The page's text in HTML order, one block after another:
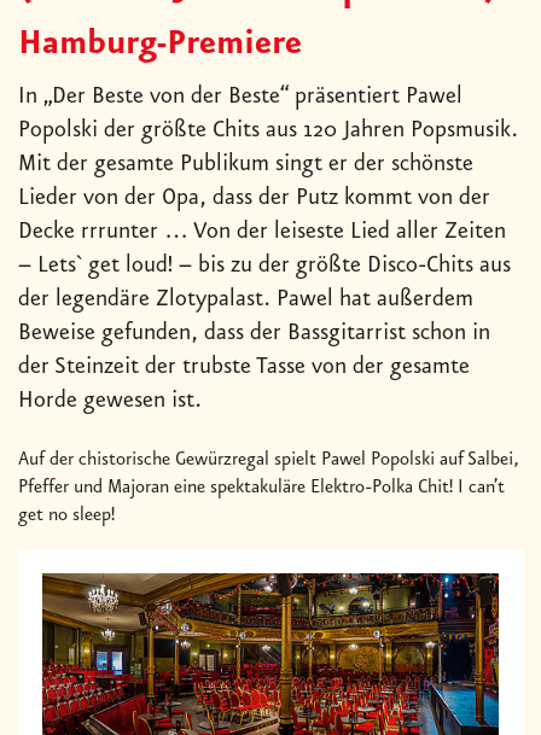
Hamburg-Premiere
In „Der Beste von der Beste“ präsentiert Pawel
Popolski der größte Chits aus 120 Jahren Popsmusik.
Mit der gesamte Publikum singt er der schönste
Lieder von der Opa, dass der Putz kommt von der
Decke rrrunter … Von der leiseste Lied aller Zeiten
– Lets` get loud! – bis zu der größte Disco-Chits aus
der legendäre Zlotypalast. Pawel hat außerdem
Beweise gefunden, dass der Bassgitarrist schon in
der Steinzeit der trubste Tasse von der gesamte
Horde gewesen ist.
Auf der chistorische Gewürzregal spielt Pawel Popolski auf Salbei,
Pfeffer und Majoran eine spektakuläre Elektro-Polka Chit! I can’t
get no sleep!